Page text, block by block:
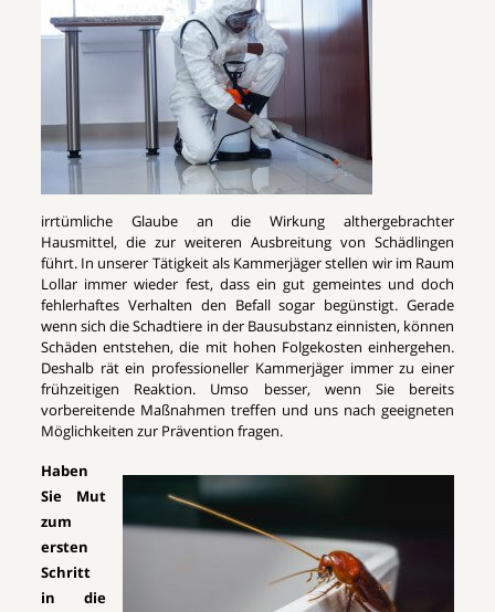
irrtümliche Glaube an die Wirkung althergebrachter
Hausmittel, die zur weiteren Ausbreitung von Schädlingen
führt. In unserer Tätigkeit als Kammerjäger stellen wir im Raum
Lollar immer wieder fest, dass ein gut gemeintes und doch
fehlerhaftes Verhalten den Befall sogar begünstigt. Gerade
wenn sich die Schadtiere in der Bausubstanz einnisten, können
Schäden entstehen, die mit hohen Folgekosten einhergehen.
Deshalb rät ein professioneller Kammerjäger immer zu einer
frühzeitigen Reaktion. Umso besser, wenn Sie bereits
vorbereitende Maßnahmen treffen und uns nach geeigneten
Möglichkeiten zur Prävention fragen.
Haben
Sie Mut
zum
ersten
Schritt
in die